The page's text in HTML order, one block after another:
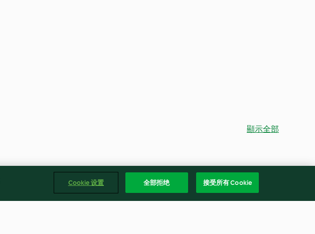
顯示全部
Cookie 设置 全部拒绝 接受所有 Cookie